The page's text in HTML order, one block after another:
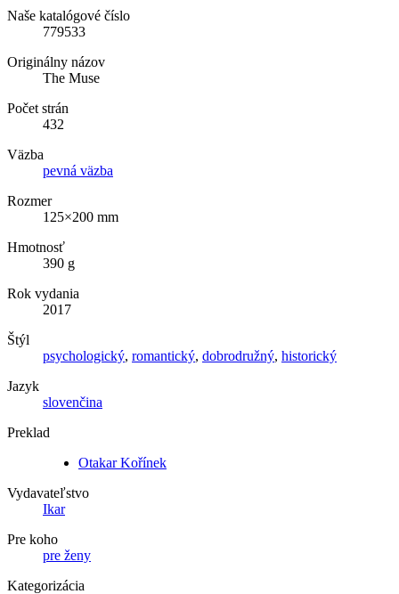
Naše katalógové číslo
779533
Originálny názov
The Muse
Počet strán
432
Väzba
pevná väzba
Rozmer
125×200 mm
Hmotnosť
390 g
Rok vydania
2017
Štýl
psychologický, romantický, dobrodružný, historický
Jazyk
slovenčina
Preklad
Otakar Kořínek
Vydavateľstvo
Ikar
Pre koho
pre ženy
Kategorizácia